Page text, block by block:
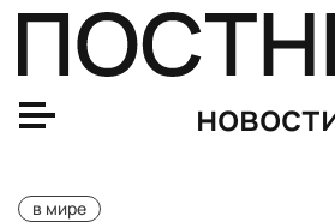
в мире
МИД РФ опроверг сообщения о